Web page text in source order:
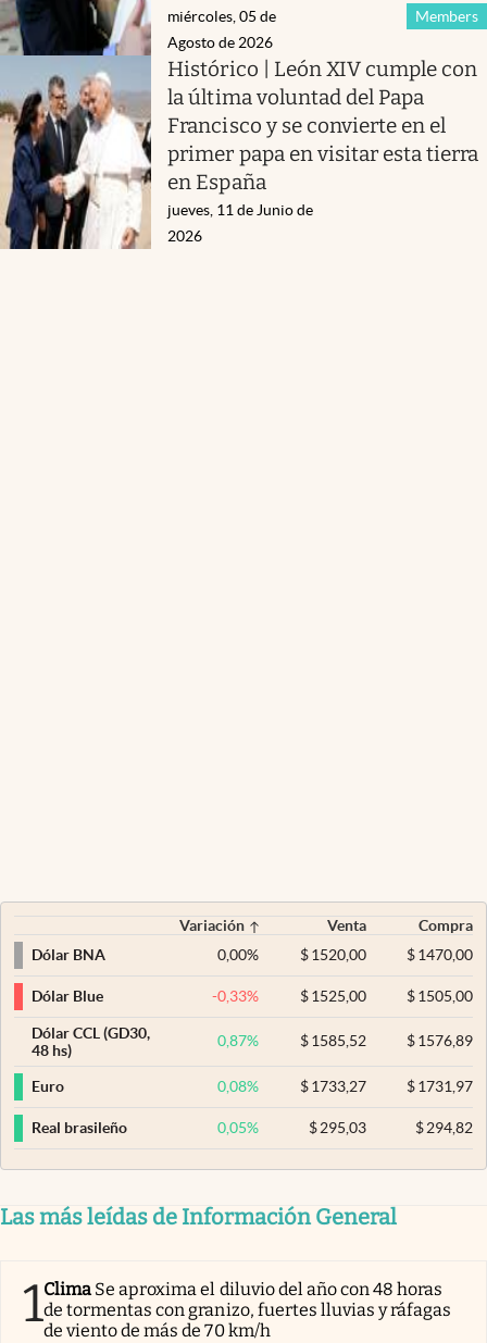
Members
miércoles, 05 de
Agosto de 2026
Histórico | León XIV cumple con
la última voluntad del Papa
Francisco y se convierte en el
primer papa en visitar esta tierra
en España
jueves, 11 de Junio de
2026
Variación Venta
Compra
Dólar BNA
0,00% $ 1520,00 $1470,00
Dólar Blue -0,33% $ 1525,00 $1505,00
Dólar CCL (GD30,
48 hs)
0,87% $ 1585,52 $1576,89
Euro 0,08% $ 1733,27 $1731,97
Real brasileño 0,05% $ 295,03 $294,82
Las más leídas de Información General
1Clima Se aproxima el diluvio del año con 48 horas
de tormentas con granizo, fuertes lluvias y ráfagas
de viento de más de 70 km/h